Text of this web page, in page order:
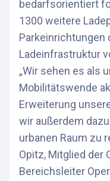
bedarfsorientiert
1300 weitere
Parkeinrichtungen
Ladeinfrastruktur
„Wir sehen es als
Mobilitätswende
Erweiterung
wir außerdem
urbanen Raum zu
Opitz, Mitglied der
Bereichsleiter